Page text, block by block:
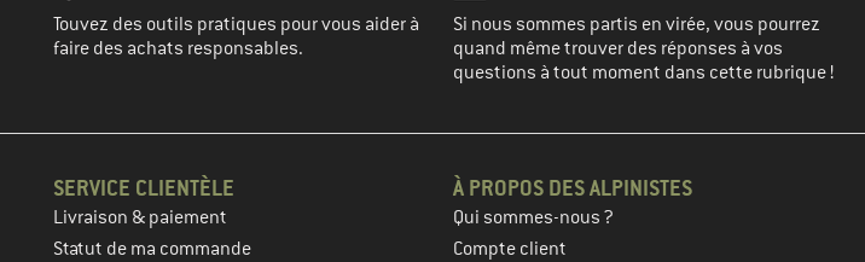
Touvez des outils pratiques pour vous aider à
faire des achats responsables.
Si nous sommes partis en virée, vous pourrez
quand même trouver des réponses à vos
questions à tout moment dans cette rubrique !
SERVICE CLIENTÈLE
Livraison & paiement
Statut de ma commande
À PROPOS DES ALPINISTES
Qui sommes-nous ?
Compte client